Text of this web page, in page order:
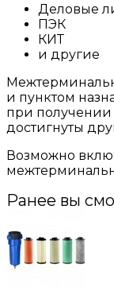
Деловые
ПЭК
КИТ
и другие
и пунктом
при получении
достигнуты
Возможно
Ранее вы